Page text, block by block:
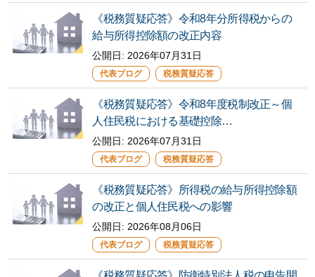
《税務質疑応答》令和8年分所得税からの
給与所得控除額の改正内容
公開日: 2026年07月31日
代表ブログ 税務質疑応答
《税務質疑応答》令和8年度税制改正～個
人住民税における基礎控除…
公開日: 2026年07月31日
代表ブログ 税務質疑応答
《税務質疑応答》所得税の給与所得控除額
の改正と個人住民税への影響
公開日: 2026年08月06日
代表ブログ 税務質疑応答